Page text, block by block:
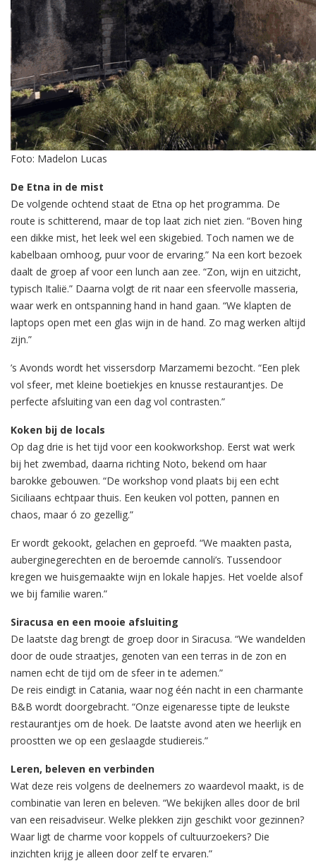
Foto: Madelon Lucas
De Etna in de mist
De volgende ochtend staat de Etna op het programma. De
route is schitterend, maar de top laat zich niet zien. “Boven hing
een dikke mist, het leek wel een skigebied. Toch namen we de
kabelbaan omhoog, puur voor de ervaring.” Na een kort bezoek
daalt de groep af voor een lunch aan zee. “Zon, wijn en uitzicht,
typisch Italië.” Daarna volgt de rit naar een sfeervolle masseria,
waar werk en ontspanning hand in hand gaan. “We klapten de
laptops open met een glas wijn in de hand. Zo mag werken altijd
zijn.”
’s Avonds wordt het vissersdorp Marzamemi bezocht. “Een plek
vol sfeer, met kleine boetiekjes en knusse restaurantjes. De
perfecte afsluiting van een dag vol contrasten.”
Koken bij de locals
Op dag drie is het tijd voor een kookworkshop. Eerst wat werk
bij het zwembad, daarna richting Noto, bekend om haar
barokke gebouwen. “De workshop vond plaats bij een echt
Siciliaans echtpaar thuis. Een keuken vol potten, pannen en
chaos, maar ó zo gezellig.”
Er wordt gekookt, gelachen en geproefd. “We maakten pasta,
auberginegerechten en de beroemde cannoli’s. Tussendoor
kregen we huisgemaakte wijn en lokale hapjes. Het voelde alsof
we bij familie waren.”
Siracusa en een mooie afsluiting
De laatste dag brengt de groep door in Siracusa. “We wandelden
door de oude straatjes, genoten van een terras in de zon en
namen echt de tijd om de sfeer in te ademen.”
De reis eindigt in Catania, waar nog één nacht in een charmante
B&B wordt doorgebracht. “Onze eigenaresse tipte de leukste
restaurantjes om de hoek. De laatste avond aten we heerlijk en
proostten we op een geslaagde studiereis.”
Leren, beleven en verbinden
Wat deze reis volgens de deelnemers zo waardevol maakt, is de
combinatie van leren en beleven. “We bekijken alles door de bril
van een reisadviseur. Welke plekken zijn geschikt voor gezinnen?
Waar ligt de charme voor koppels of cultuurzoekers? Die
inzichten krijg je alleen door zelf te ervaren.”